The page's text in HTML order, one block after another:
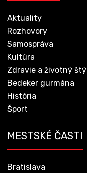
Aktuality
Rozhovory
Samospráva
Kultúra
Zdravie a životný štýl
Bedeker gurmána
História
Šport
MESTSKÉ ČASTI
Bratislava